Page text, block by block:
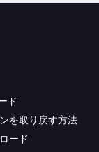
ド
を取り戻す方法
ード